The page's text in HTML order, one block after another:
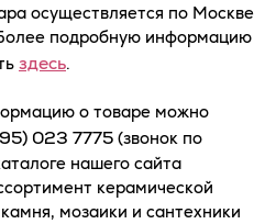
осуществляется по Москве
подробную информацию
здесь.
о товаре можно
023 7775 (звонок по
нашего сайта
керамической
мозаики и сантехники